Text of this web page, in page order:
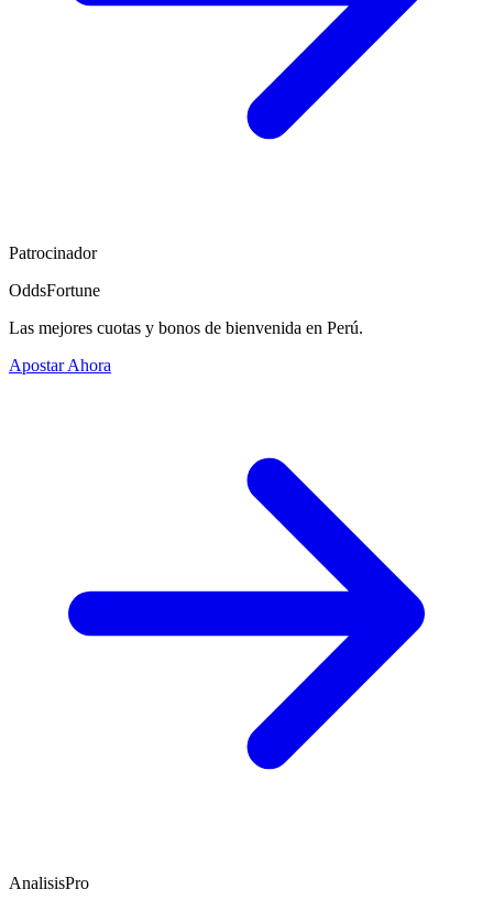
Patrocinador
OddsFortune
Las mejores cuotas y bonos de bienvenida en Perú.
Apostar Ahora
AnalisisPro